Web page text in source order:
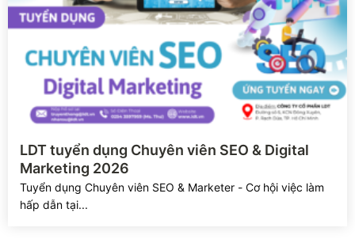
Xem chi tiết
LDT tuyển dụng Chuyên viên SEO & Digital
Marketing 2026
Tuyển dụng Chuyên viên SEO & Marketer - Cơ hội việc làm
hấp dẫn tại...